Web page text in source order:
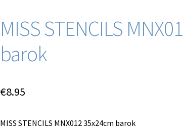
MISS STENCILS
barok
€8.95
MISS STENCILS MNX012 35x24cm barok